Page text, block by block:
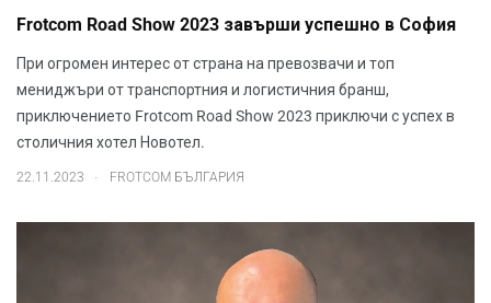
Frotcom Road Show 2023 завърши успешно в София
При огромен интерес от страна на превозвачи и топ
мениджъри от транспортния и логистичния бранш,
приключението Frotcom Road Show 2023 приключи с успех в
столичния хотел Новотел.
22.11.2023 . FROTCOM БЪЛГАРИЯ